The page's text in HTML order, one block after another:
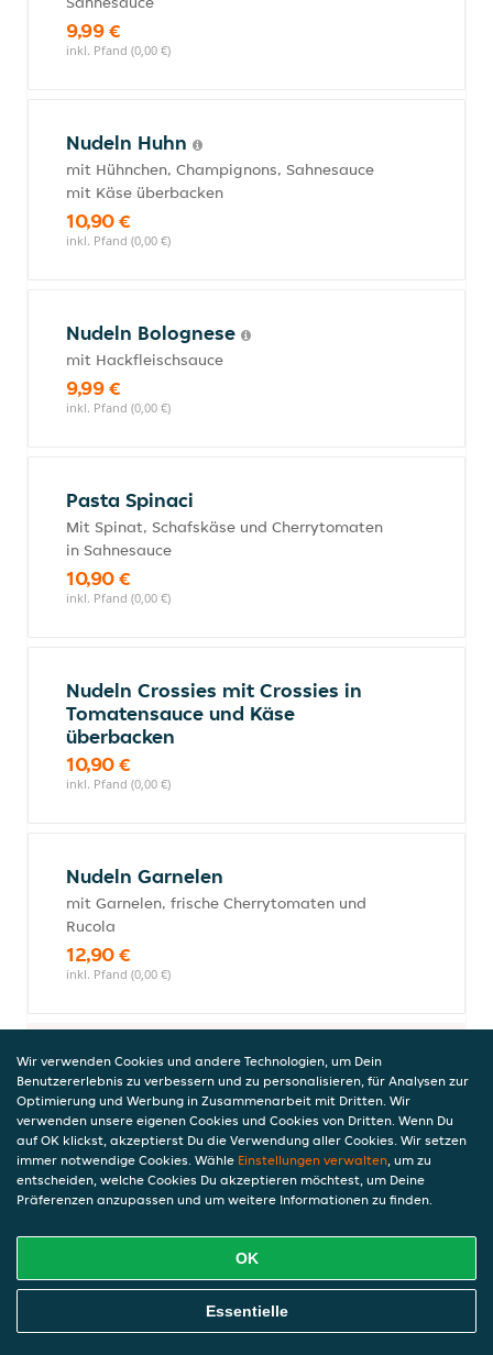
9,99 €
inkl. Pfand (0,00 €)
Nudeln Huhn
mit Hühnchen, Champignons, Sahnesauce
mit Käse überbacken
10,90 €
inkl. Pfand (0,00 €)
Nudeln Bolognese
mit Hackfleischsauce
9,99 €
inkl. Pfand (0,00 €)
Pasta Spinaci
Mit Spinat, Schafskäse und Cherrytomaten
in Sahnesauce
10,90 €
inkl. Pfand (0,00 €)
Nudeln Crossies mit Crossies in
Tomatensauce und Käse
überbacken
10,90 €
inkl. Pfand (0,00 €)
Nudeln Garnelen
mit Garnelen, frische Cherrytomaten und
Rucola
12,90 €
inkl. Pfand (0,00 €)
Fisch
Alle Gerichte werden mit Pommes frites, einem kleinen Salat und
Dip serviert.
Calamares
Online Essen Bestellen
Wir verwenden Cookies und andere Technologien, um Dein
Benutzererlebnis zu verbessern und zu personalisieren, für Analysen zur
Optimierung und Werbung in Zusammenarbeit mit Dritten. Wir
verwenden unsere eigenen Cookies und Cookies von Dritten. Wenn Du
auf OK klickst, akzeptierst Du die Verwendung aller Cookies. Wir setzen
immer notwendige Cookies. Wähle Einstellungen verwalten, um zu
entscheiden, welche Cookies Du akzeptieren möchtest, um Deine
Präferenzen anzupassen und um weitere Informationen zu finden.
OK
Essentielle